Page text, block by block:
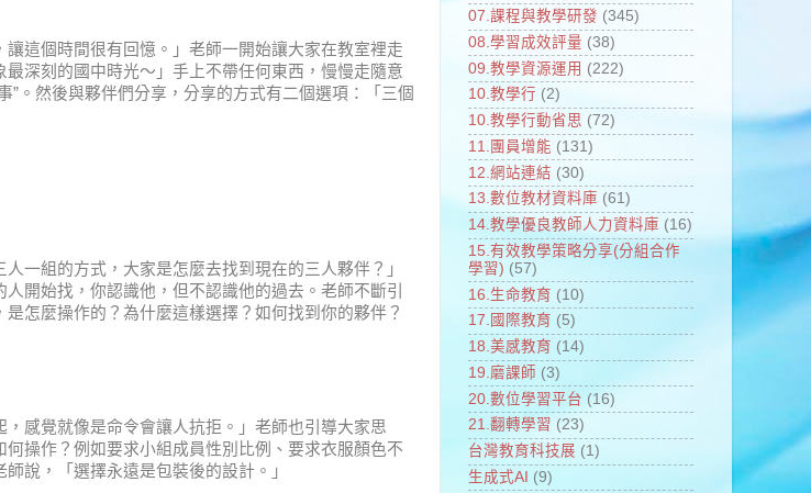
讓這個時間很有回憶。」老師一開始讓大家在教室裡走
深刻的國中時光～」手上不帶任何東西，慢慢走隨意
”。然後與夥伴們分享，分享的方式有二個選項：「三個
一組的方式，大家是怎麼去找到現在的三人夥伴？」
開始找，你認識他，但不認識他的過去。老師不斷引
怎麼操作的？為什麼這樣選擇？如何找到你的夥伴？
，感覺就像是命令會讓人抗拒。」老師也引導大家思
操作？例如要求小組成員性別比例、要求衣服顏色不
說，「選擇永遠是包裝後的設計。」
07.課程與教學研發 (345)
08.學習成效評量 (38)
09.教學資源運用 (222)
10.教學行 (2)
10.教學行動省思 (72)
11.團員增能 (131)
12.網站連結 (30)
13.數位教材資料庫 (61)
14.教學優良教師人力資料庫 (16)
15.有效教學策略分享(分組合作
學習) (57)
16.生命教育 (10)
17.國際教育 (5)
18.美感教育 (14)
19.磨課師 (3)
20.數位學習平台 (16)
21.翻轉學習 (23)
台灣教育科技展 (1)
生成式AI (9)